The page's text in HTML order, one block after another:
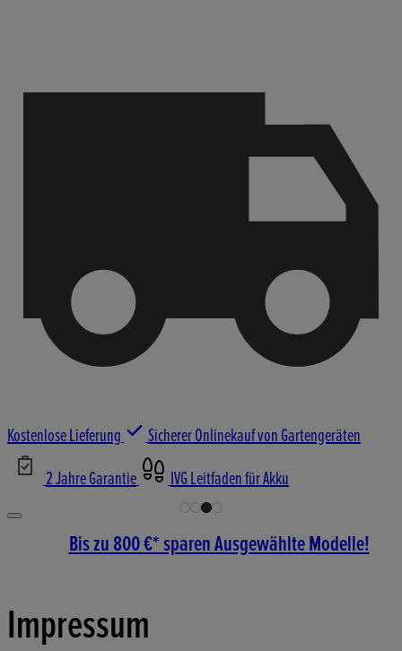
Kostenlose Lieferung
Sicherer Onlinekauf von Gartengeräten
2 Jahre Garantie
IVG Leitfaden für Akku
Bis zu 800 €* sparen Ausgewählte Modelle!
Impressum